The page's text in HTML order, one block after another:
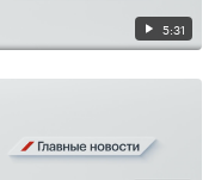
5:31